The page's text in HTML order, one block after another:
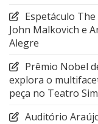
Espetáculo
John Malkovich e
Alegre
Prêmio Nobel
explora o
peça no Teatro
Auditório